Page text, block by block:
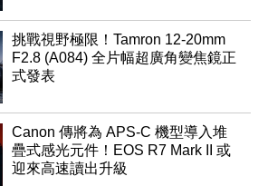
挑戰視野極限！Tamron 12-20mm
F2.8 (A084) 全片幅超廣角變焦鏡正
式發表
Canon 傳將為 APS-C 機型導入堆
疊式感光元件！EOS R7 Mark II 或
迎來高速讀出升級